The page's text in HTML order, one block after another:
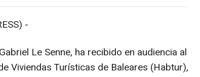
-
Le Senne, ha recibido en audiencia al
Viviendas Turísticas de Baleares (Habtur),